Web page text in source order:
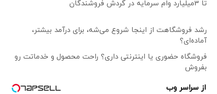
تا 3میلیارد وام سرمایه در گردش فروشندگان
رشد فروشگاهت از اینجا شروع می‌شه، برای درآمد بیشتر،
آماده‌ای؟
فروشگاه حضوری یا اینترنتی داری؟ راحت محصول و خدماتت رو
بفروش
از سراسر وب